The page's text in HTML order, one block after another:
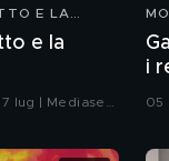
E LA
e la
lug | Mediaset
i
05